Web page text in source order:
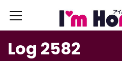
Log 2582